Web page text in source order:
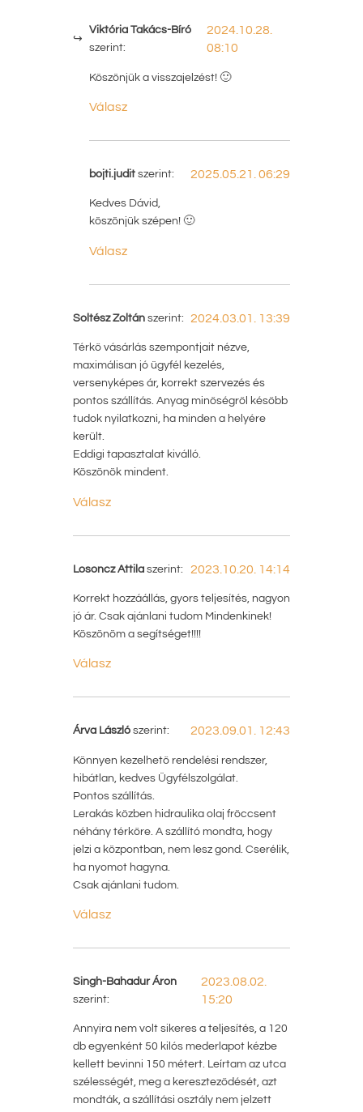
Viktória Takács-Bíró
szerint:
2024.10.28.
08:10
Köszönjük a visszajelzést! 🙂
Válasz
bojti.judit szerint: 2025.05.21. 06:29
Kedves Dávid,
köszönjük szépen! 🙂
Válasz
Soltész Zoltán szerint: 2024.03.01. 13:39
Térkő vásárlás szempontjait nézve,
maximálisan jó ügyfél kezelés,
versenyképes ár, korrekt szervezés és
pontos szállítás. Anyag minőségről később
tudok nyilatkozni, ha minden a helyére
került.
Eddigi tapasztalat kiválló.
Köszönök mindent.
Válasz
Losoncz Attila szerint: 2023.10.20. 14:14
Korrekt hozzáállás, gyors teljesítés, nagyon
jó ár. Csak ajánlani tudom Mindenkinek!
Köszönöm a segítséget!!!!
Válasz
Árva László szerint: 2023.09.01. 12:43
Könnyen kezelhető rendelési rendszer,
hibátlan, kedves Ügyfélszolgálat.
Pontos szállítás.
Lerakás közben hidraulika olaj fröccsent
néhány térkőre. A szállító mondta, hogy
jelzi a központban, nem lesz gond. Cserélik,
ha nyomot hagyna.
Csak ajánlani tudom.
Válasz
Singh-Bahadur Áron
szerint:
2023.08.02.
15:20
Annyira nem volt sikeres a teljesítés, a 120
db egyenként 50 kilós mederlapot kézbe
kellett bevinni 150 métert. Leírtam az utca
szélességét, meg a kereszteződését, azt
mondták, a szállítási osztály nem jelzett